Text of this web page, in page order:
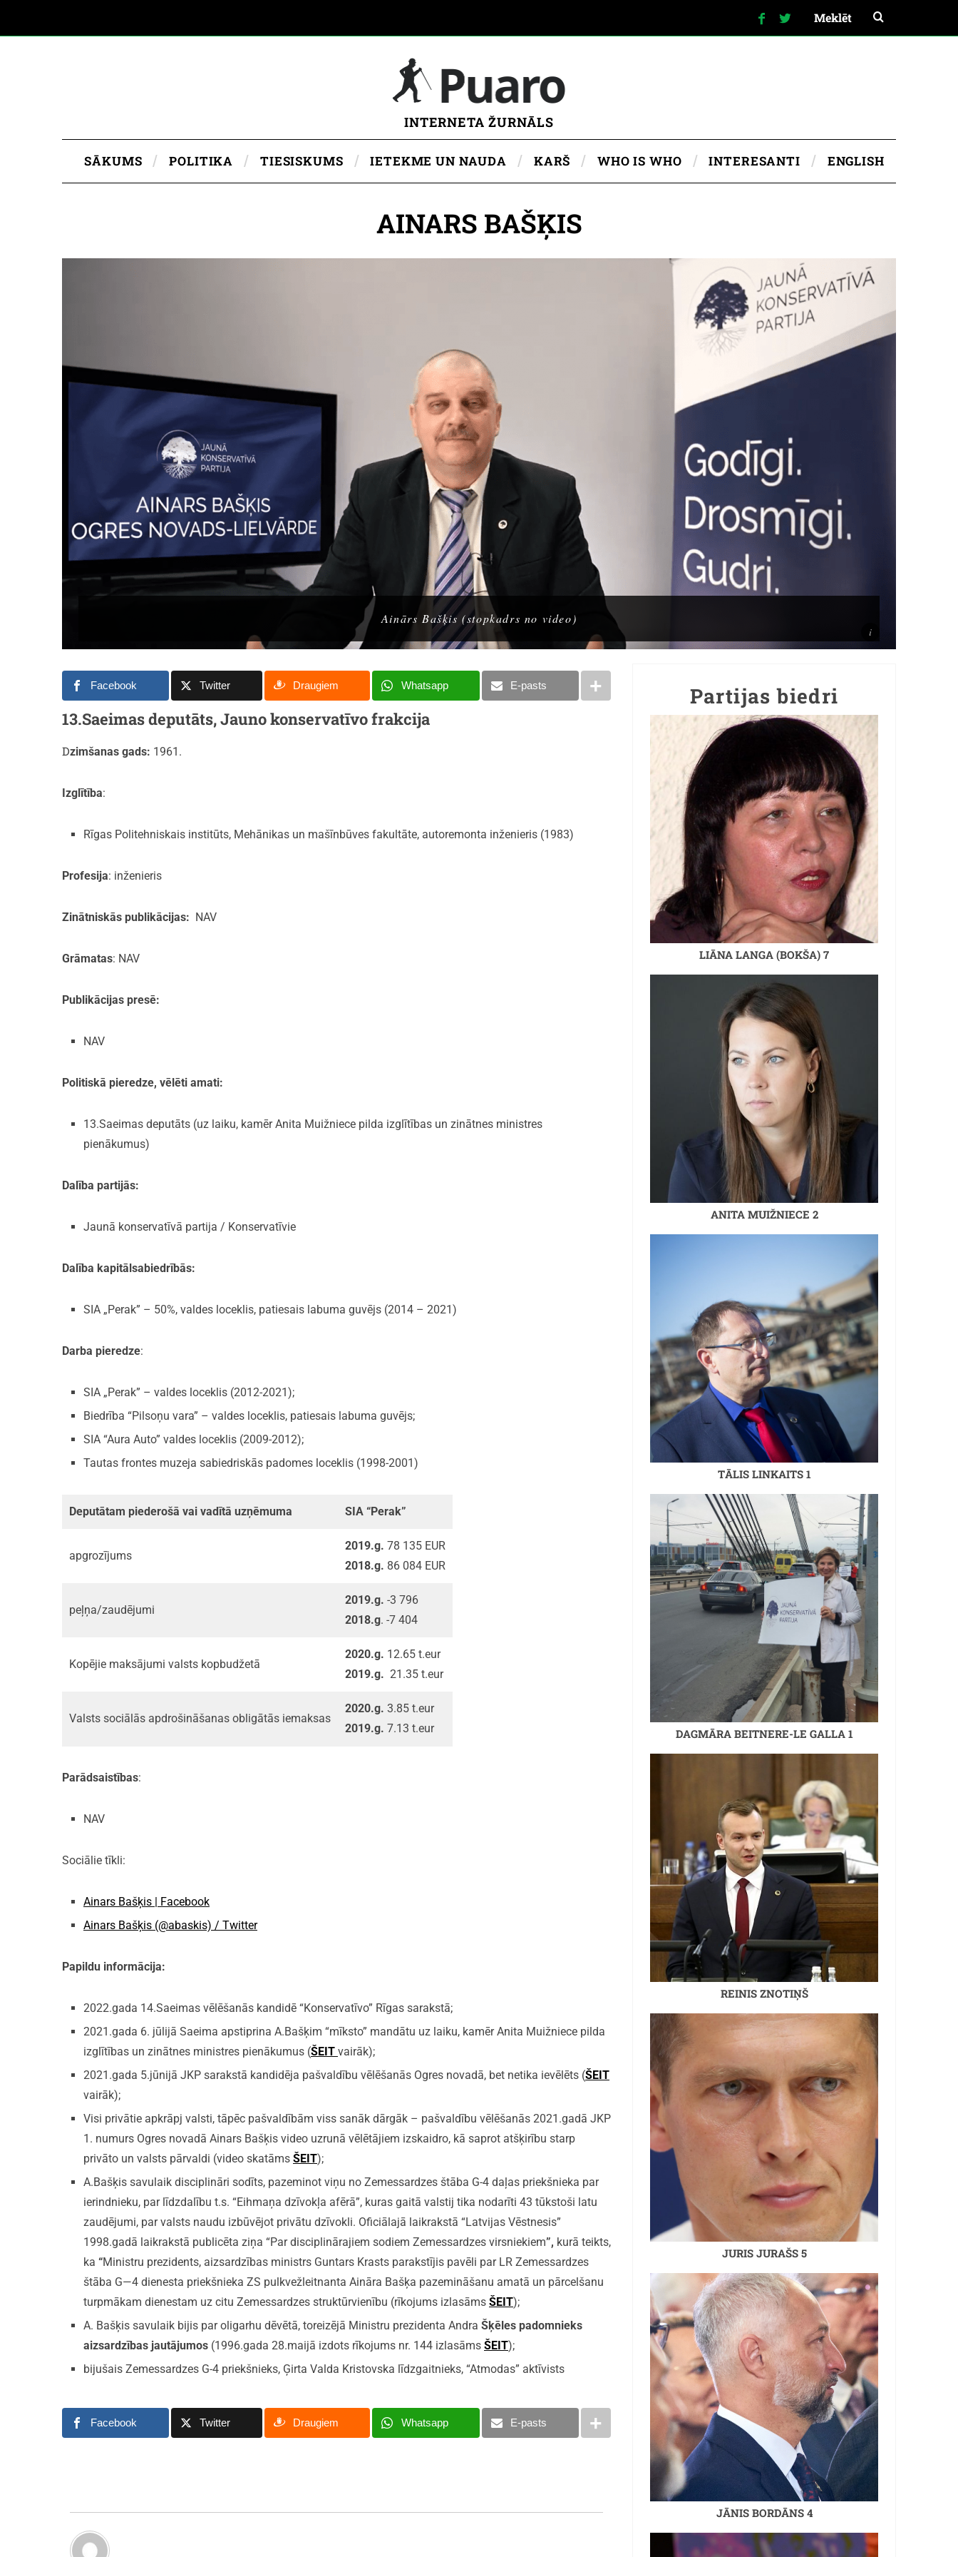
INTERNETA ŽURNĀLS
SĀKUMS POLITIKA TIESISKUMS IETEKME UN NAUDA KARŠ WHO IS WHO INTERESANTI ENGLISH
AINARS BAŠĶIS
Ainārs Bašķis (stopkadrs no video)
Facebook Twitter Draugiem Whatsapp E-pasts
13.Saeimas deputāts, Jauno konservatīvo frakcija
Dzimšanas gads: 1961.
Izglītība:
Rīgas Politehniskais institūts, Mehānikas un mašīnbūves fakultāte, autoremonta inženieris (1983)
Profesija: inženieris
Zinātniskās publikācijas: NAV
Grāmatas: NAV
Publikācijas presē:
NAV
Politiskā pieredze, vēlēti amati:
13.Saeimas deputāts (uz laiku, kamēr Anita Muižniece pilda izglītības un zinātnes ministres
pienākumus)
Dalība partijās:
Jaunā konservatīvā partija / Konservatīvie
Dalība kapitālsabiedrībās:
SIA „Perak” – 50%, valdes loceklis, patiesais labuma guvējs (2014 – 2021)
Darba pieredze:
SIA „Perak” – valdes loceklis (2012-2021);
Biedrība “Pilsoņu vara” – valdes loceklis, patiesais labuma guvējs;
SIA “Aura Auto” valdes loceklis (2009-2012);
Tautas frontes muzeja sabiedriskās padomes loceklis (1998-2001)
Deputātam piederošā vai vadītā uzņēmuma SIA “Perak”
apgrozījums
2019.g. 78 135 EUR
2018.g. 86 084 EUR
peļņa/zaudējumi
2019.g. -3 796
2018.g. -7 404
Kopējie maksājumi valsts kopbudžetā
2020.g. 12.65 t.eur
2019.g. 21.35 t.eur
Valsts sociālās apdrošināšanas obligātās iemaksas
2020.g. 3.85 t.eur
2019.g. 7.13 t.eur
Parādsaistības:
NAV
Sociālie tīkli:
Ainars Bašķis | Facebook
Ainars Bašķis (@abaskis) / Twitter
Papildu informācija:
2022.gada 14.Saeimas vēlēšanās kandidē “Konservatīvo” Rīgas sarakstā;
2021.gada 6. jūlijā Saeima apstiprina A.Bašķim “mīksto” mandātu uz laiku, kamēr Anita Muižniece pilda
izglītības un zinātnes ministres pienākumus (ŠEIT vairāk);
2021.gada 5.jūnijā JKP sarakstā kandidēja pašvaldību vēlēšanās Ogres novadā, bet netika ievēlēts (ŠEIT
vairāk);
Visi privātie apkrāpj valsti, tāpēc pašvaldībām viss sanāk dārgāk – pašvaldību vēlēšanās 2021.gadā JKP
1. numurs Ogres novadā Ainars Bašķis video uzrunā vēlētājiem izskaidro, kā saprot atšķirību starp
privāto un valsts pārvaldi (video skatāms ŠEIT);
A.Bašķis savulaik disciplināri sodīts, pazeminot viņu no Zemessardzes štāba G-4 daļas priekšnieka par
ierindnieku, par līdzdalību t.s. “Eihmaņa dzīvokļa afērā”, kuras gaitā valstij tika nodarīti 43 tūkstoši latu
zaudējumi, par valsts naudu izbūvējot privātu dzīvokli. Oficiālajā laikrakstā “Latvijas Vēstnesis”
1998.gadā laikrakstā publicēta ziņa “Par disciplinārajiem sodiem Zemessardzes virsniekiem”, kurā teikts,
ka “Ministru prezidents, aizsardzības ministrs Guntars Krasts parakstījis pavēli par LR Zemessardzes
štāba G—4 dienesta priekšnieka ZS pulkvežleitnanta Aināra Bašķa pazemināšanu amatā un pārcelšanu
turpmākam dienestam uz citu Zemessardzes struktūrvienību (rīkojums izlasāms ŠEIT);
A. Bašķis savulaik bijis par oligarhu dēvētā, toreizējā Ministru prezidenta Andra Šķēles padomnieks
aizsardzības jautājumos (1996.gada 28.maijā izdots rīkojums nr. 144 izlasāms ŠEIT);
bijušais Zemessardzes G-4 priekšnieks, Ģirta Valda Kristovska līdzgaitnieks, “Atmodas” aktīvists
Facebook Twitter Draugiem Whatsapp E-pasts
Partijas biedri
LIĀNA LANGA (BOKŠA) 7
ANITA MUIŽNIECE 2
TĀLIS LINKAITS 1
DAGMĀRA BEITNERE-LE GALLA 1
REINIS ZNOTIŅŠ
JURIS JURAŠS 5
JĀNIS BORDĀNS 4